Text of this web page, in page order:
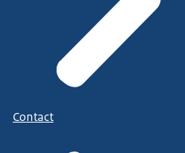
Contact